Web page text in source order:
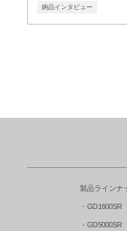
納品インタビュー
製品ラインナ
・GD1600SR
・GD5000SR